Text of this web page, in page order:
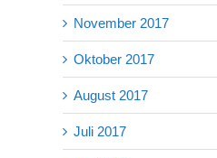
November 2017
Oktober 2017
August 2017
Juli 2017